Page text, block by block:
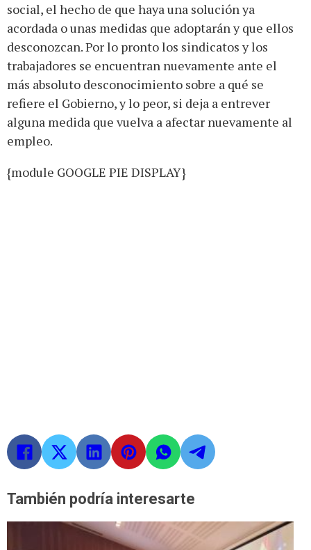
social, el hecho de que haya una solución ya
acordada o unas medidas que adoptarán y que ellos
desconozcan. Por lo pronto los sindicatos y los
trabajadores se encuentran nuevamente ante el
más absoluto desconocimiento sobre a qué se
refiere el Gobierno, y lo peor, si deja a entrever
alguna medida que vuelva a afectar nuevamente al
empleo.
{module GOOGLE PIE DISPLAY}
También podría interesarte